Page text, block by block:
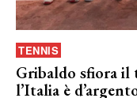
TENNIS
Gribaldo sfiora il
l’Italia è